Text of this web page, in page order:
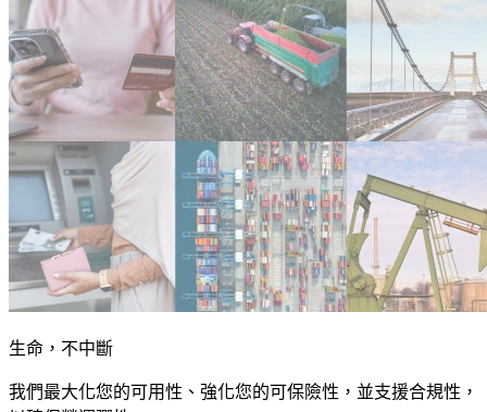
生命，不中斷
我們最大化您的可用性、強化您的可保險性，並支援合規性，